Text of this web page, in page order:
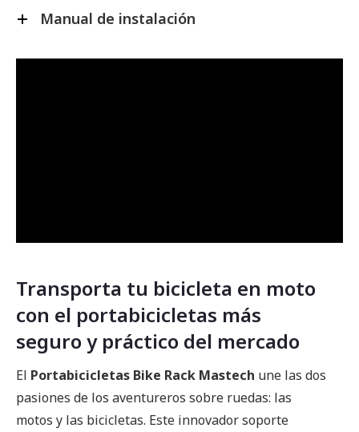
Manual de instalación
Transporta tu bicicleta en moto
con el portabicicletas más
seguro y práctico del mercado
El Portabicicletas Bike Rack Mastech une las dos
pasiones de los aventureros sobre ruedas: las
motos y las bicicletas. Este innovador soporte